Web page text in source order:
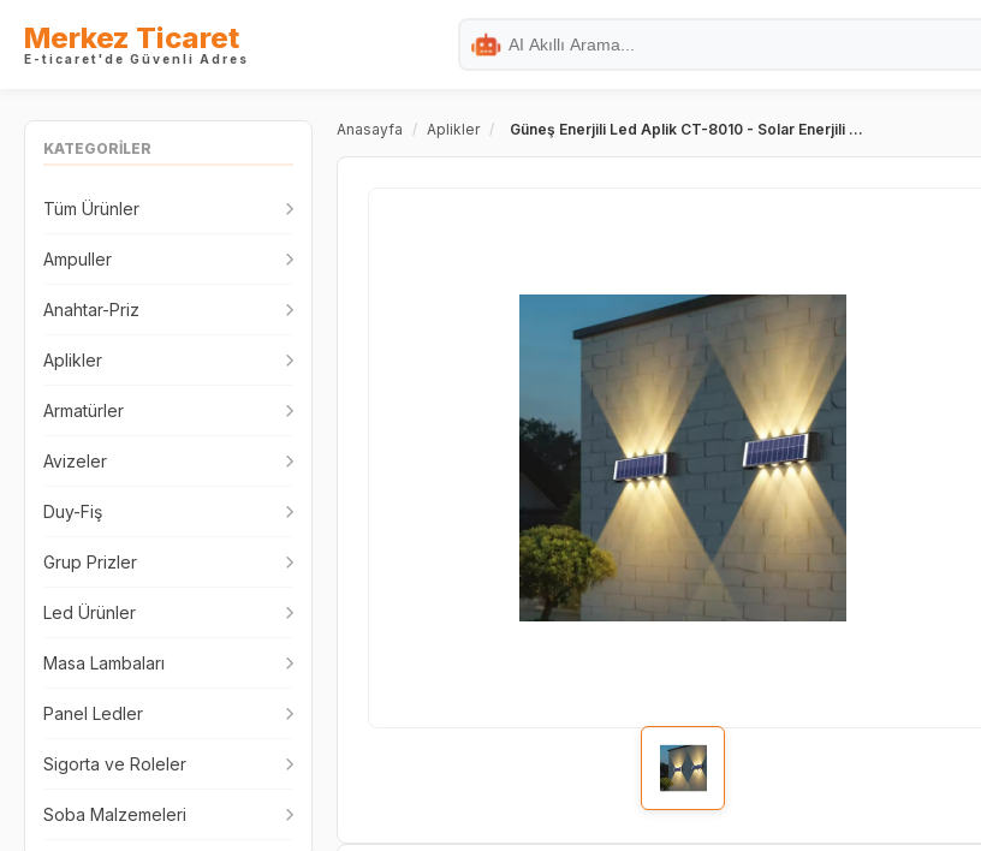
Merkez Ticaret
E-ticaret'de Güvenli Adres
KATEGORİLER
Tüm Ürünler
Ampuller
Anahtar-Priz
Aplikler
Armatürler
Avizeler
Duy-Fiş
Grup Prizler
Led Ürünler
Masa Lambaları
Panel Ledler
Sigorta ve Roleler
Soba Malzemeleri
Anasayfa / Aplikler / Güneş Enerjili Led Aplik CT-8010 - Solar Enerjili ...